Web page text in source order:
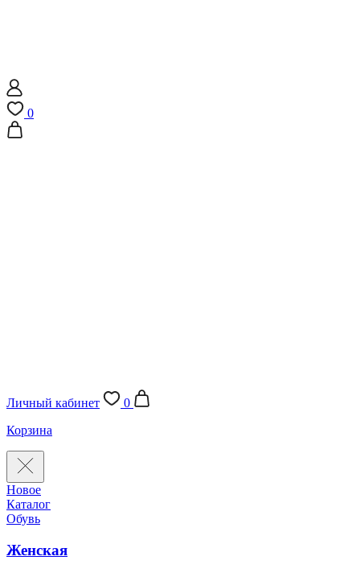
0
Личный кабинет
0
Корзина
Новое
Каталог
Обувь
Женская